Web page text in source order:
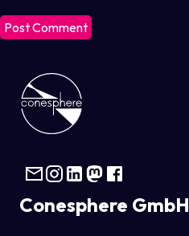
Conesphere GmbH